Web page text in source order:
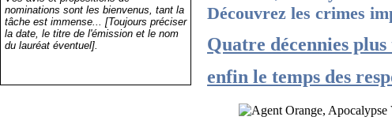
nominations sont les bienvenus, tant la
tâche est immense... [Toujours préciser
la date, le titre de l'émission et le nom
du lauréat éventuel].
Découvrez les crimes
Quatre décennies
enfin le temps des